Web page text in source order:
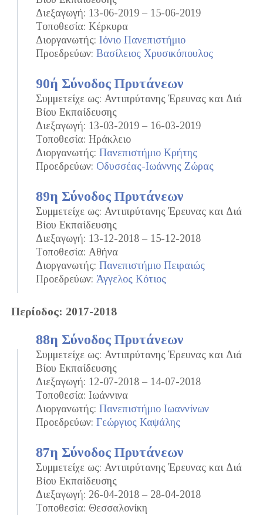
Διεξαγωγή: 13-06-2019 – 15-06-2019
Τοποθεσία: Κέρκυρα
Διοργανωτής: Ιόνιο Πανεπιστήμιο
Προεδρεύων: Βασίλειος Χρυσικόπουλος
90ή Σύνοδος Πρυτάνεων
Συμμετείχε ως: Αντιπρύτανης Έρευνας και Διά
Βίου Εκπαίδευσης
Διεξαγωγή: 13-03-2019 – 16-03-2019
Τοποθεσία: Ηράκλειο
Διοργανωτής: Πανεπιστήμιο Κρήτης
Προεδρεύων: Οδυσσέας-Ιωάννης Ζώρας
89η Σύνοδος Πρυτάνεων
Συμμετείχε ως: Αντιπρύτανης Έρευνας και Διά
Βίου Εκπαίδευσης
Διεξαγωγή: 13-12-2018 – 15-12-2018
Τοποθεσία: Αθήνα
Διοργανωτής: Πανεπιστήμιο Πειραιώς
Προεδρεύων: Άγγελος Κότιος
Περίοδος: 2017-2018
88η Σύνοδος Πρυτάνεων
Συμμετείχε ως: Αντιπρύτανης Έρευνας και Διά
Βίου Εκπαίδευσης
Διεξαγωγή: 12-07-2018 – 14-07-2018
Τοποθεσία: Ιωάννινα
Διοργανωτής: Πανεπιστήμιο Ιωαννίνων
Προεδρεύων: Γεώργιος Καψάλης
87η Σύνοδος Πρυτάνεων
Συμμετείχε ως: Αντιπρύτανης Έρευνας και Διά
Βίου Εκπαίδευσης
Διεξαγωγή: 26-04-2018 – 28-04-2018
Τοποθεσία: Θεσσαλονίκη